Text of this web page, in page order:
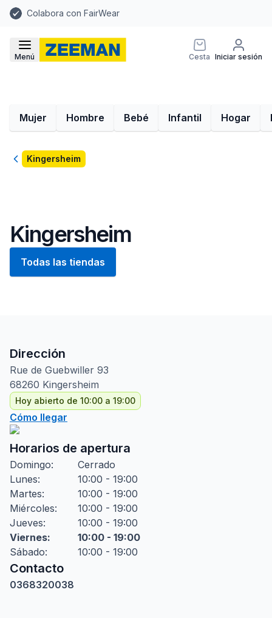
Colabora con FairWear
Menú Cesta Iniciar sesión
Mujer Hombre Bebé Infantil Hogar
VolverKingersheim
Kingersheim
Todas las tiendas
Dirección
Rue de Guebwiller 93
68260 Kingersheim
Hoy abierto de 10:00 a 19:00
Cómo llegar
Horarios de apertura
Domingo:
Cerrado
Lunes:
10:00 - 19:00
Martes:
10:00 - 19:00
Miércoles:
10:00 - 19:00
Jueves:
10:00 - 19:00
Viernes:
10:00 - 19:00
Sábado: 10:00 - 19:00
Contacto
0368320038